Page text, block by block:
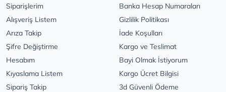
Siparişlerim
Alışveriş Listem
Arıza Takip
Şifre Değiştirme
Hesabım
Kıyaslama Listem
Sipariş Takip
Banka Hesap Numaraları
Gizlilik Politikası
İade Koşulları
Kargo ve Teslimat
Bayi Olmak İstiyorum
Kargo Ücret Bilgisi
3d Güvenli Ödeme